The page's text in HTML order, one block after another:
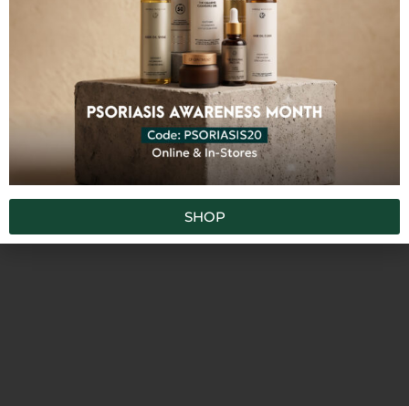
TRMG
Όλα τα προϊόντα,Κρέμες, Πρόσωπο
acne-proneskin ,combinationskin,fast-
absorbing
ενυδάτωση ,θρέψη ,oilyskin
regeneration,rehydration,rejuvenating
softening,ultra-gentle
SHOP